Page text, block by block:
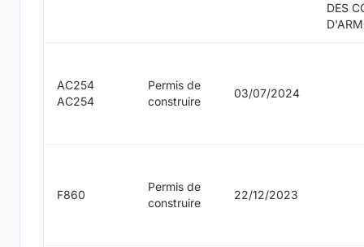
DES
AC254
AC254
Permis de
construire
03/07/2024
F860
Permis de
construire
22/12/2023